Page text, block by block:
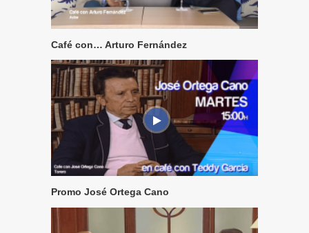
Café con… Arturo Fernández
Promo José Ortega Cano